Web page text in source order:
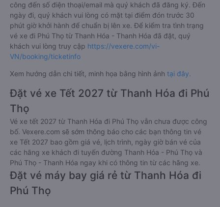
công đến số điện thoại/email mà quý khách đã đăng ký. Đến
ngày đi, quý khách vui lòng có mặt tại điểm đón trước 30
phút giờ khởi hành để chuẩn bị lên xe. Để kiểm tra tình trạng
vé xe đi Phú Thọ từ Thanh Hóa - Thanh Hóa đã đặt, quý
khách vui lòng truy cập https://vexere.com/vi-
VN/booking/ticketinfo
Xem hướng dẫn chi tiết, minh họa bằng hình ảnh tại đây.
Đặt vé xe Tết 2027 từ Thanh Hóa đi Phú
Thọ
Vé xe tết 2027 từ Thanh Hóa đi Phú Thọ vẫn chưa được công
bố. Vexere.com sẽ sớm thông báo cho các bạn thông tin vé
xe Tết 2027 bao gồm giá vé, lịch trình, ngày giờ bán vé của
các hãng xe khách đi tuyến đường Thanh Hóa - Phú Thọ và
Phú Thọ - Thanh Hóa ngay khi có thông tin từ các hãng xe.
Đặt vé máy bay giá rẻ từ Thanh Hóa đi
Phú Thọ